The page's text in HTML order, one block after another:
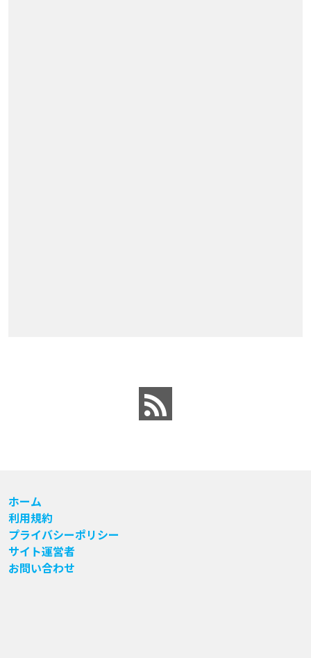
ホーム
利用規約
プライバシーポリシー
サイト運営者
お問い合わせ